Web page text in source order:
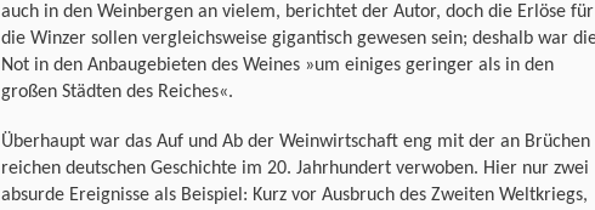
auch in den Weinbergen an vielem, berichtet der Autor, doch die Erlöse für
die Winzer sollen vergleichsweise gigantisch gewesen sein; deshalb war
Not in den Anbaugebieten des Weines »um einiges geringer als in den
großen Städten des Reiches«.
Überhaupt war das Auf und Ab der Weinwirtschaft eng mit der an Brüchen
reichen deutschen Geschichte im 20. Jahrhundert verwoben. Hier nur zwei
absurde Ereignisse als Beispiel: Kurz vor Ausbruch des Zweiten Weltkriegs,